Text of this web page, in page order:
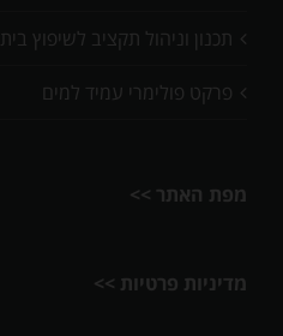
תכנון וניהול תקציב לשיפוץ בית
פרקט פולימרי עמיד למים
מפת האתר >>
מדיניות פרטיות >>